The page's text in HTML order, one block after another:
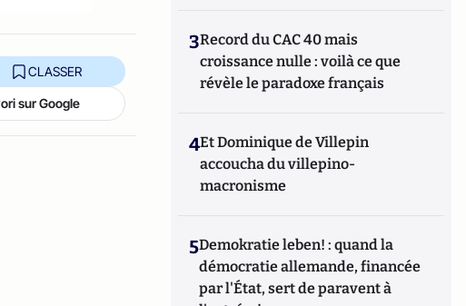
CLASSER
sur Google
3Record du CAC 40 mais
croissance nulle : voilà ce que
révèle le paradoxe français
4Et Dominique de Villepin
accoucha du villepino-
macronisme
5Demokratie leben! : quand la
démocratie allemande, financée
par l'État, sert de paravent à